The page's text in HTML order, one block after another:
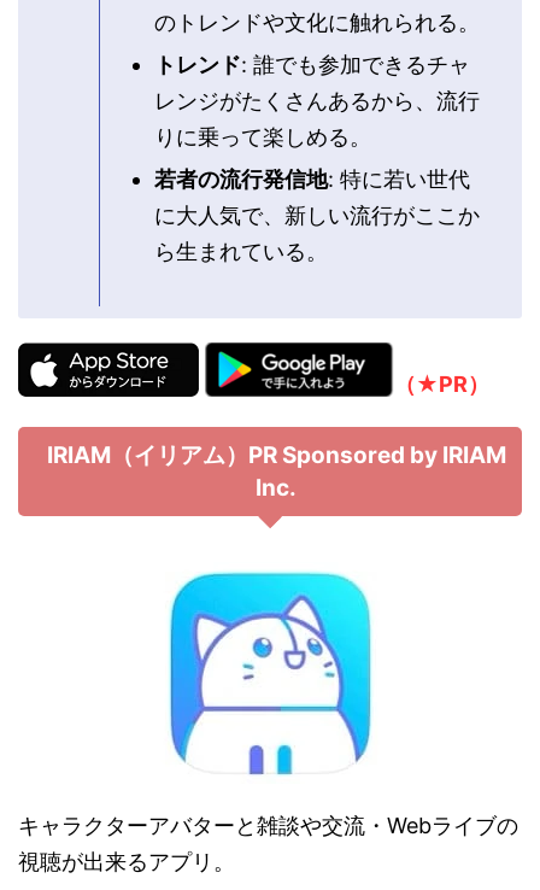
のトレンドや文化に触れられる。
トレンド: 誰でも参加できるチャ
レンジがたくさんあるから、流行
りに乗って楽しめる。
若者の流行発信地: 特に若い世代
に大人気で、新しい流行がここか
ら生まれている。
（★PR）
IRIAM（イリアム）PR Sponsored by IRIAM
Inc.
キャラクターアバターと雑談や交流・Webライブの
視聴が出来るアプリ。